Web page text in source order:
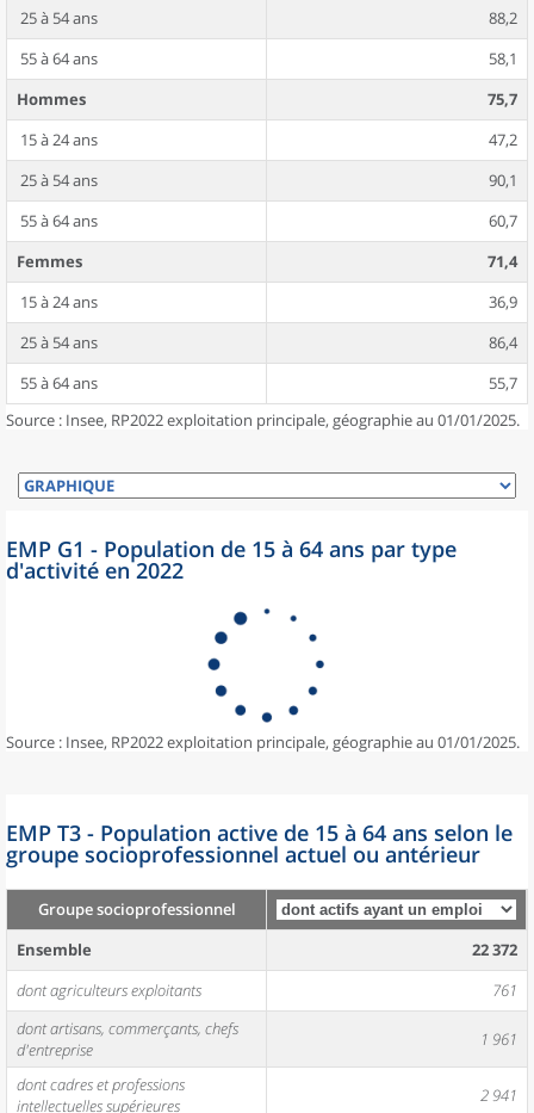
25 à 54 ans
88,2
55 à 64 ans
58,1
Hommes
75,7
15 à 24 ans
47,2
25 à 54 ans
90,1
55 à 64 ans
60,7
Femmes
71,4
15 à 24 ans
36,9
25 à 54 ans
86,4
55 à 64 ans
55,7
Source : Insee, RP2022 exploitation principale, géographie au 01/01/2025.
EMP G1 - Population de 15 à 64 ans par type
d'activité en 2022
Source : Insee, RP2022 exploitation principale, géographie au 01/01/2025.
EMP T3 - Population active de 15 à 64 ans selon le
groupe socioprofessionnel actuel ou antérieur
Groupe socioprofessionnel
Ensemble
22 372
dont agriculteurs exploitants
761
dont artisans, commerçants, chefs
d'entreprise
1 961
dont cadres et professions
intellectuelles supérieures
2 941